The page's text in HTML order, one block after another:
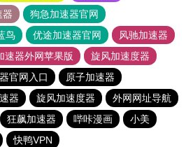
器
狗急加速器官网
鸟 优途加速器官网
风驰加速器
速器外网苹果版
旋风加速度器
官网入口
原子加速器
器 旋风加速度器
外网网址导航
狂飙加速器 哔咔漫画
小美
快鸭VPN